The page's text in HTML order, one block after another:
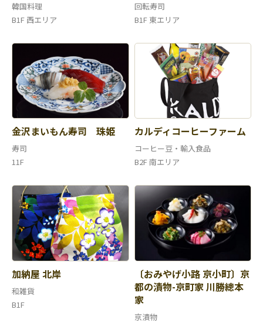
韓国料理
B1F 西エリア
回転寿司
B1F 東エリア
金沢まいもん寿司 珠姫
寿司
11F
カルディコーヒーファーム
コーヒー豆・輸入食品
B2F 南エリア
加納屋 北岸
和雑貨
B1F
〔おみやげ小路 京小町〕京
都の漬物-京町家 川勝總本
家
京漬物